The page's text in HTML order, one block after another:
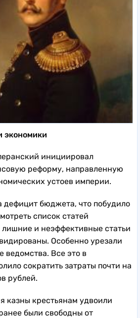
экономики
инициировал
реформу, направленную
устоев империи.
дефицит бюджета, что побудило
список статей
и неэффективные статьи
Особенно урезали
ведомства. Все это в
сократить затраты почти на
рублей.
казны крестьянам удвоили
были свободны от